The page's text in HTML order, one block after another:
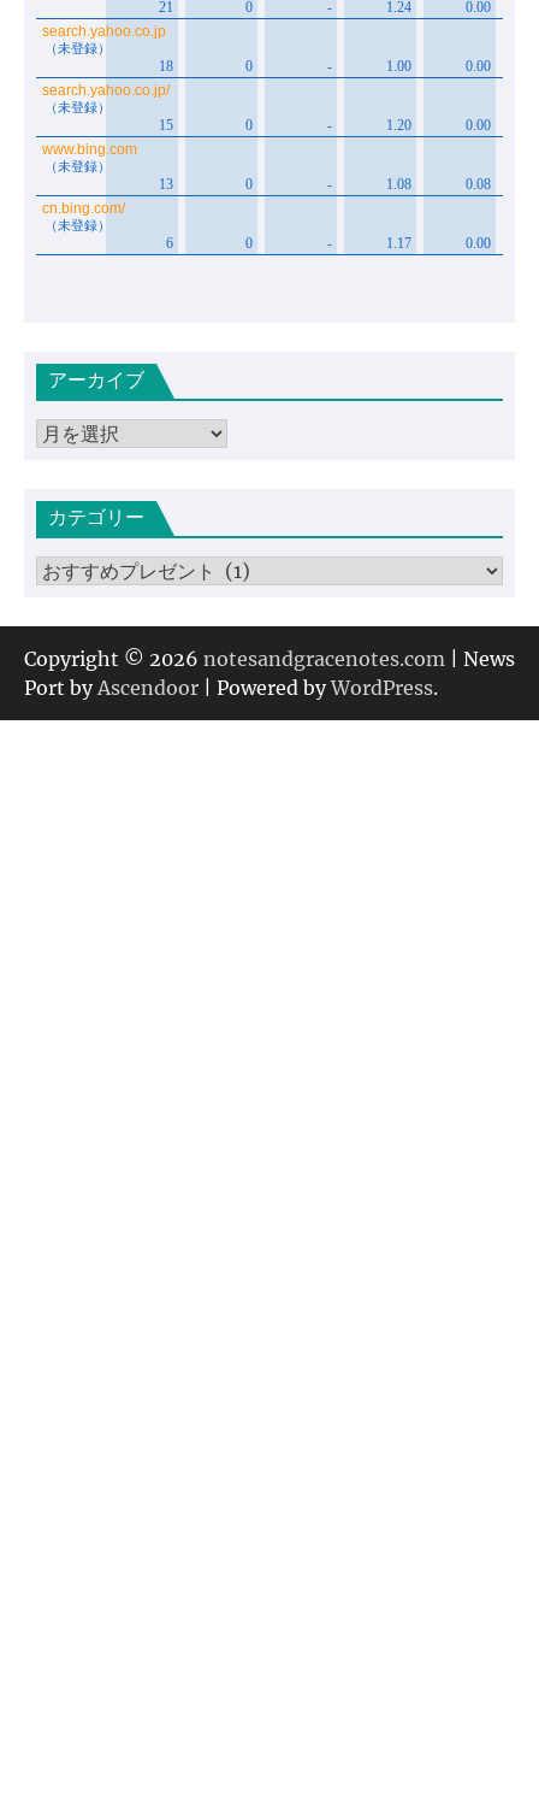
アーカイブ
ア
イカテゴリー
カ
ゴ
リ
ー
Copyright © 2026 notesandgracenotes.com | News
Port by Ascendoor | Powered byWordPress.